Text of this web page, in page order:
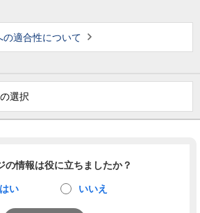
適合性について
選択
の情報は役に立ちましたか？
はい いいえ